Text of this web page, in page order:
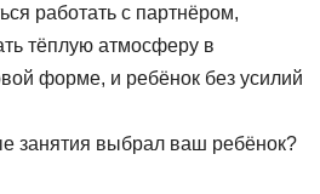
работать с партнёром,
тёплую атмосферу в
форме, и ребёнок без усилий
занятия выбрал ваш ребёнок?